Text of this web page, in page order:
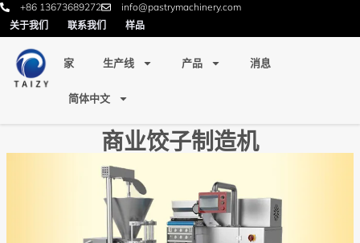
+86 13673689272
info@pastrymachinery.com
关于我们
联系我们 样品
家 生产线 产品 消息
简体中文
商业饺子制造机